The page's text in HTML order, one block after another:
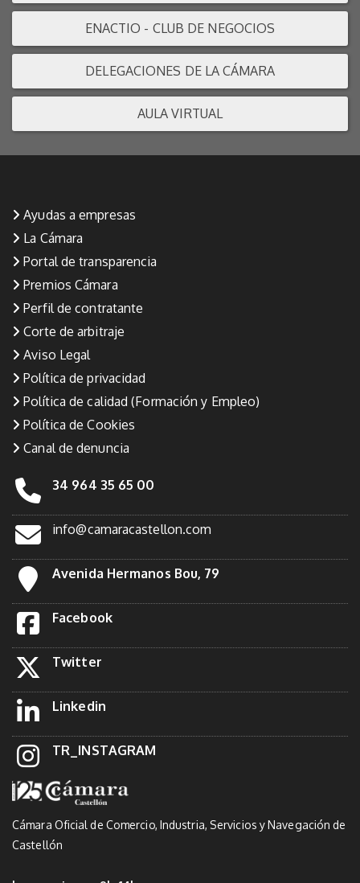
ENACTIO - CLUB DE NEGOCIOS
DELEGACIONES DE LA CÁMARA
AULA VIRTUAL
Ayudas a empresas
La Cámara
Portal de transparencia
Premios Cámara
Perfil de contratante
Corte de arbitraje
Aviso Legal
Política de privacidad
Política de calidad (Formación y Empleo)
Política de Cookies
Canal de denuncia
34 964 35 65 00
info@camaracastellon.com
Avenida Hermanos Bou, 79
Facebook
Twitter
Linkedin
TR_INSTAGRAM
Cámara Oficial de Comercio, Industria, Servicios y Navegación de
Castellón